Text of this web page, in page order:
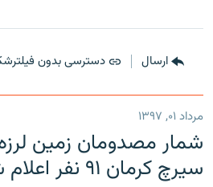
ارسال دسترسی بدون
مرداد ۰۱, ۱۳۹۷
شمار مصدومان زمین
سیرچ کرمان ۹۱ نفر اعلام شد